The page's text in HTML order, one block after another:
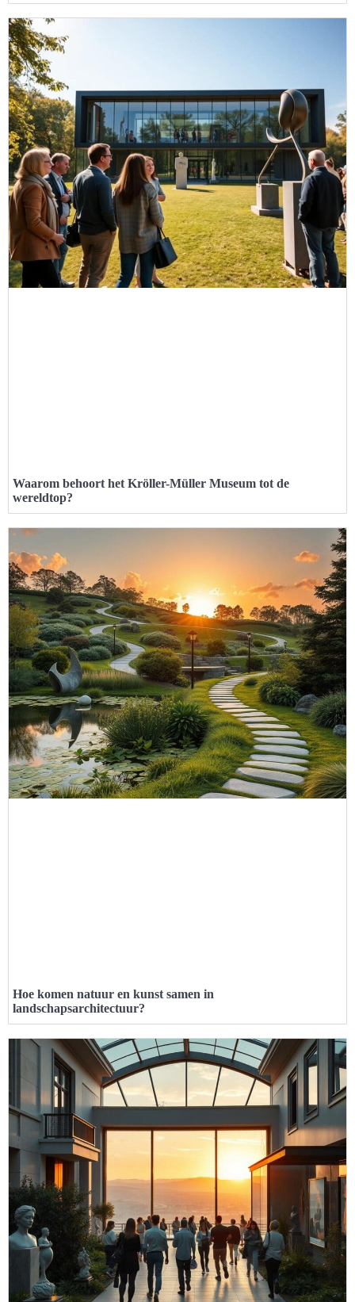
Waarom behoort het Kröller-Müller Museum tot de
wereldtop?
Hoe komen natuur en kunst samen in
landschapsarchitectuur?